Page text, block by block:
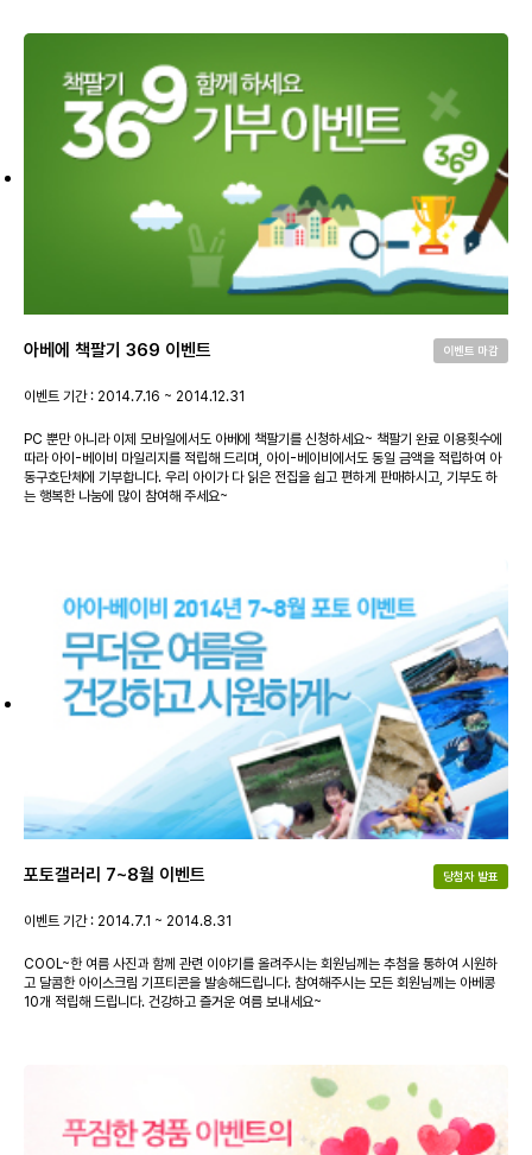
아베에 책팔기 369 이벤트 이벤트 마감
이벤트 기간 : 2014.7.16 ~ 2014.12.31
PC 뿐만 아니라 이제 모바일에서도 아베에 책팔기를 신청하세요~ 책팔기 완료 이용횟수에
따라 아이-베이비 마일리지를 적립해 드리며, 아이-베이비에서도 동일 금액을 적립하여 아
동구호단체에 기부합니다. 우리 아이가 다 읽은 전집을 쉽고 편하게 판매하시고, 기부도 하
는 행복한 나눔에 많이 참여해 주세요~
포토갤러리 7~8월 이벤트 당첨자 발표
이벤트 기간 : 2014.7.1 ~ 2014.8.31
COOL~한 여름 사진과 함께 관련 이야기를 올려주시는 회원님께는 추첨을 통하여 시원하
고 달콤한 아이스크림 기프티콘을 발송해드립니다. 참여해주시는 모든 회원님께는 아베콩
10개 적립해 드립니다. 건강하고 즐거운 여름 보내세요~